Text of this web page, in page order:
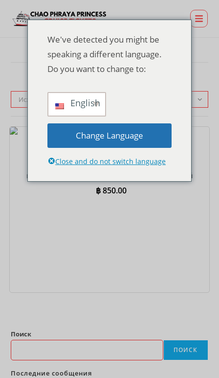
Исходная сортировка
Билет на круиз SUNSET на пирсе Asiatique –
шведский стол с блюдами интернациональной
кухни
฿850.00
Поиск
ПОИСК
Последние сообщения
We've detected you might be
speaking a different language.
Do you want to change to:
English
Change Language
Close and do not switch language